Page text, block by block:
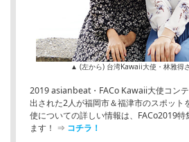
▲ (左から) 台湾Kawaii大使・林雅得
2019 asianbeat・FACo Kawaii大使コン
出された2人が福岡市＆福津市のスポッ
使についての詳しい情報は、FACo2019
ます！ ⇒ コチラ！